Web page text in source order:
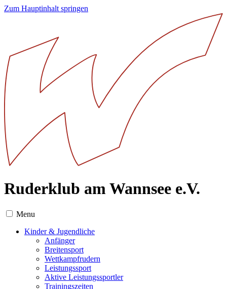
Zum Hauptinhalt springen
Ruderklub am Wannsee e.V.
Menu
Kinder & Jugendliche
Anfänger
Breitensport
Wettkampfrudern
Leistungssport
Aktive Leistungssportler
Trainingszeiten